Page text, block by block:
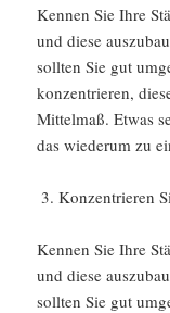
Kennen Sie Ihre
und diese
sollten Sie gut
konzentrieren,
Mittelmaß. Etwas
das wiederum zu
Konzentrieren
Kennen Sie Ihre
und diese
sollten Sie gut